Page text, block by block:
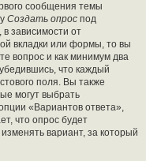
сообщения темы
Создать опрос под
зависимости от
вкладки или формы, то вы
вопрос и как минимум два
что каждый
поля. Вы также
могут выбрать
«Вариантов ответа»,
что опрос будет
вариант, за который